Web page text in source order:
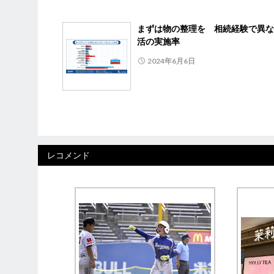
まずは物の整理を 相続経験で異
活の実施率
2024年6月6日
レコメンド